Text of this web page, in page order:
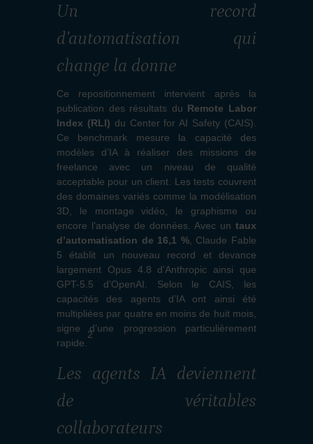
Un record
d’automatisation qui
change la donne
Ce repositionnement intervient après la
publication des résultats du Remote Labor
Index (RLI) du Center for AI Safety (CAIS).
Ce benchmark mesure la capacité des
modèles d’IA à réaliser des missions de
freelance avec un niveau de qualité
acceptable pour un client. Les tests couvrent
des domaines variés comme la modélisation
3D, le montage vidéo, le graphisme ou
encore l’analyse de données. Avec un taux
d’automatisation de 16,1 %, Claude Fable
5 établit un nouveau record et devance
largement Opus 4.8 d’Anthropic ainsi que
GPT-5.5 d’OpenAI. Selon le CAIS, les
capacités des agents d’IA ont ainsi été
multipliées par quatre en moins de huit mois,
signe d’une progression particulièrement
rapide.
2
Les agents IA deviennent
de véritables
collaborateurs